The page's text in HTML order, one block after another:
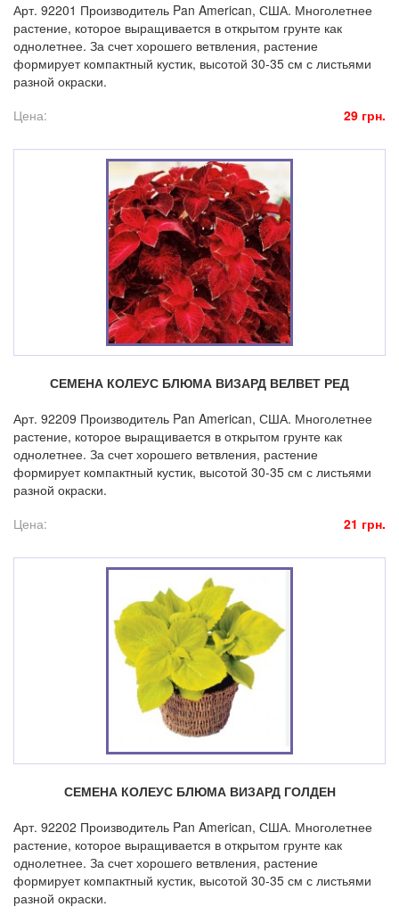
Арт. 92201 Производитель Pan American, США. Многолетнее
растение, которое выращивается в открытом грунте как
однолетнее. За счет хорошего ветвления, растение
формирует компактный кустик, высотой 30-35 см с листьями
разной окраски.
Цена:
29 грн.
СЕМЕНА КОЛЕУС БЛЮМА ВИЗАРД ВЕЛВЕТ РЕД
Арт. 92209 Производитель Pan American, США. Многолетнее
растение, которое выращивается в открытом грунте как
однолетнее. За счет хорошего ветвления, растение
формирует компактный кустик, высотой 30-35 см с листьями
разной окраски.
Цена:
21 грн.
СЕМЕНА КОЛЕУС БЛЮМА ВИЗАРД ГОЛДЕН
Арт. 92202 Производитель Pan American, США. Многолетнее
растение, которое выращивается в открытом грунте как
однолетнее. За счет хорошего ветвления, растение
формирует компактный кустик, высотой 30-35 см с листьями
разной окраски.